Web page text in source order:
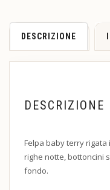
DESCRIZIONE
DESCRIZIONE
Felpa baby terry
righe notte, bottoncini
fondo.